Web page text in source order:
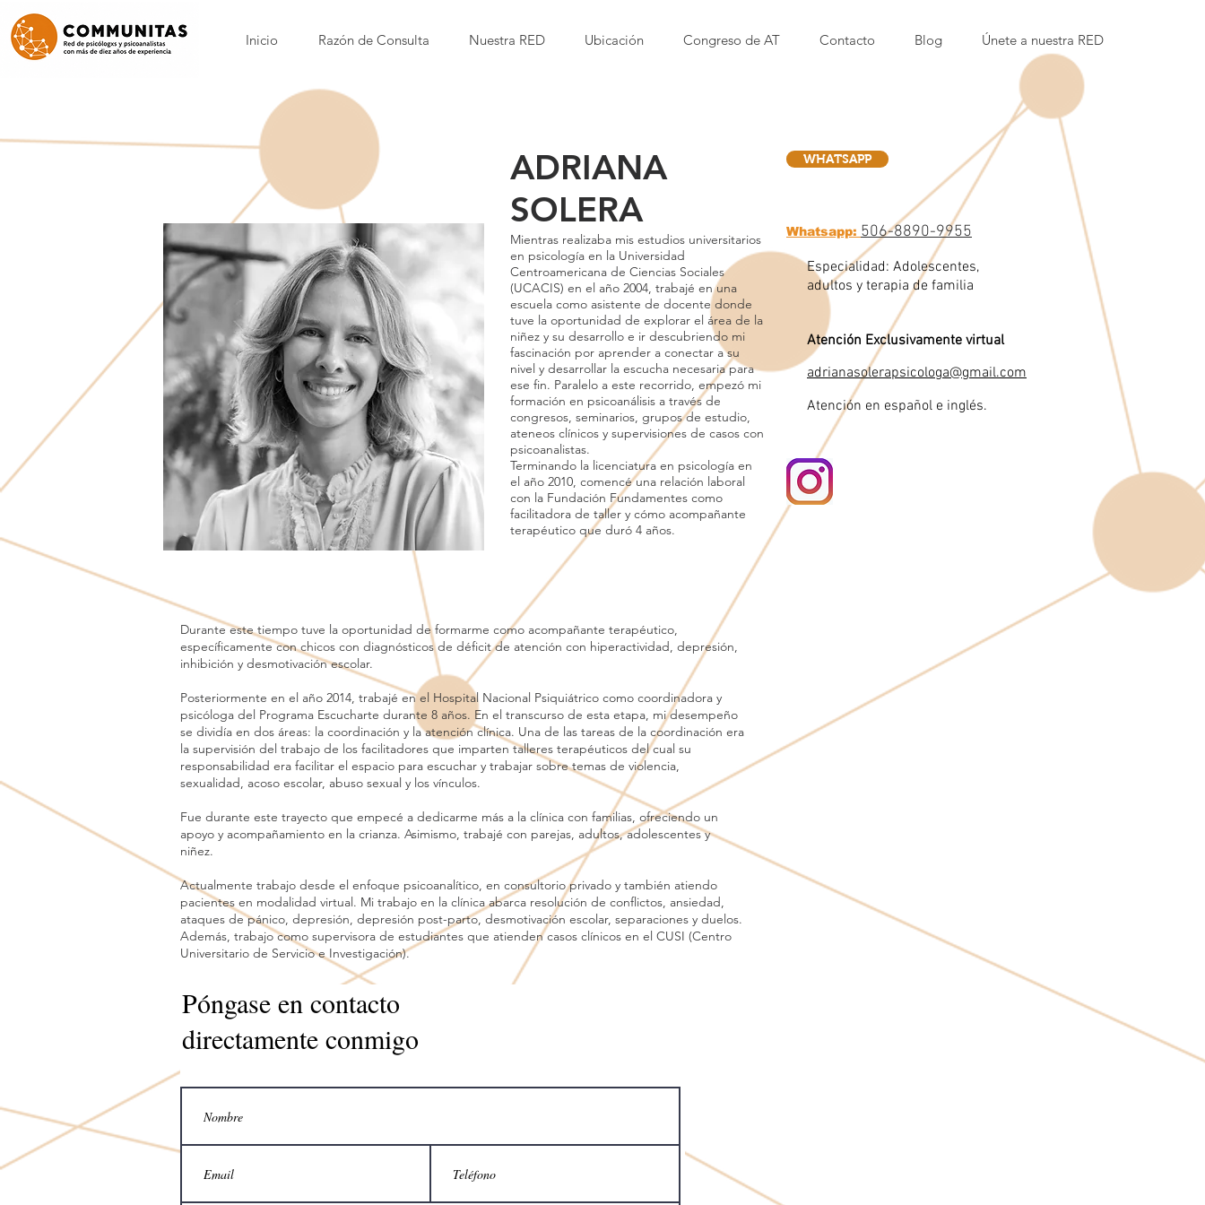
Inicio Razón de Consulta Nuestra RED Ubicación Congreso de AT Contacto Blog Únete a nuestra RED
ADRIANA
SOLERA
Mientras realizaba mis estudios universitarios
en psicología en la Universidad
Centroamericana de Ciencias Sociales
(UCACIS) en el año 2004, trabajé en una
escuela como asistente de docente donde
tuve la oportunidad de explorar el área de la
niñez y su desarrollo e ir descubriendo mi
fascinación por aprender a conectar a su
nivel y desarrollar la escucha necesaria para
ese fin. Paralelo a este recorrido, empezó mi
formación en psicoanálisis a través de
congresos, seminarios, grupos de estudio,
ateneos clínicos y supervisiones de casos con
psicoanalistas.
Terminando la licenciatura en psicología en
el año 2010, comencé una relación laboral
con la Fundación Fundamentes como
facilitadora de taller y cómo acompañante
terapéutico que duró 4 años.
WHATSAPP
Whatsapp: 506-8890-9955
Especialidad: Adolescentes,
adultos y terapia de familia
Atención Exclusivamente virtual
adrianasolerapsicologa@gmail.com
Atención en español e inglés.
Durante este tiempo tuve la oportunidad de formarme como acompañante terapéutico,
específicamente con chicos con diagnósticos de déficit de atención con hiperactividad, depresión,
inhibición y desmotivación escolar.
Posteriormente en el año 2014, trabajé en el Hospital Nacional Psiquiátrico como coordinadora y
psicóloga del Programa Escucharte durante 8 años. En el transcurso de esta etapa, mi desempeño
se dividía en dos áreas: la coordinación y la atención clínica. Una de las tareas de la coordinación era
la supervisión del trabajo de los facilitadores que imparten talleres terapéuticos del cual su
responsabilidad era facilitar el espacio para escuchar y trabajar sobre temas de violencia,
sexualidad, acoso escolar, abuso sexual y los vínculos.
Fue durante este trayecto que empecé a dedicarme más a la clínica con familias, ofreciendo un
apoyo y acompañamiento en la crianza. Asimismo, trabajé con parejas, adultos, adolescentes y
niñez.
Actualmente trabajo desde el enfoque psicoanalítico, en consultorio privado y también atiendo
pacientes en modalidad virtual. Mi trabajo en la clínica abarca resolución de conflictos, ansiedad,
ataques de pánico, depresión, depresión post-parto, desmotivación escolar, separaciones y duelos.
Además, trabajo como supervisora de estudiantes que atienden casos clínicos en el CUSI (Centro
Universitario de Servicio e Investigación).
Póngase en contacto
directamente conmigo